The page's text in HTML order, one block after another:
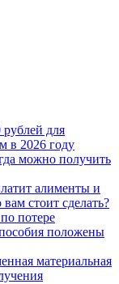
для
в 2026 году
можно получить
алименты и
стоит сделать?
потере
положены
материальная